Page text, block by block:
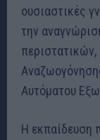
ουσιαστικές
την
Αυτόματου
Η εκπαίδευση